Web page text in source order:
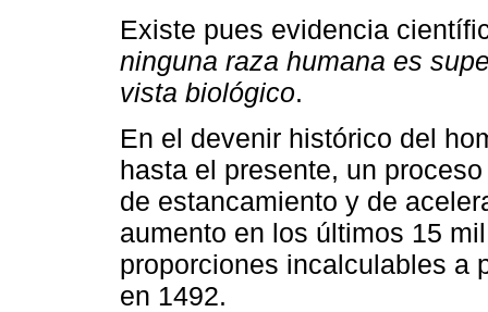
Existe pues evidencia
ninguna raza humana es
vista biológico.
En el devenir histórico del
hasta el presente, un
de estancamiento y de
aumento en los últimos 15
proporciones incalculables a
en 1492.